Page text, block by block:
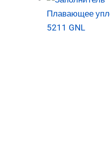
Плавающее
5211 GNL